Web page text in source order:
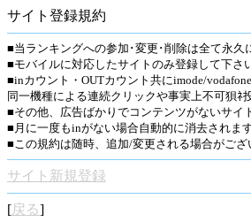
サイト登録規約
■当ランキングへの参加･変更･削除は全て永久
■モバイルに対応したサイトのみ登録して下さ
■inカウント・OUTカウント共にimode/
同一機種による連続クリックや事実上不可狽ﾈ
■その他、広告ばかりでコンテンツがないサイ
■月に一度もinがない場合自動的に消去されます
■この規約は随時、追加/変更される場合がござ
サイト新規登録
[戻る]